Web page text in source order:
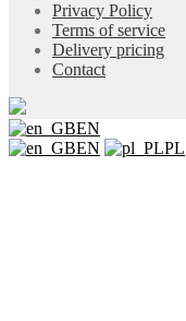
Privacy Policy
Terms of service
Delivery pricing
Contact
EN
EN
PL